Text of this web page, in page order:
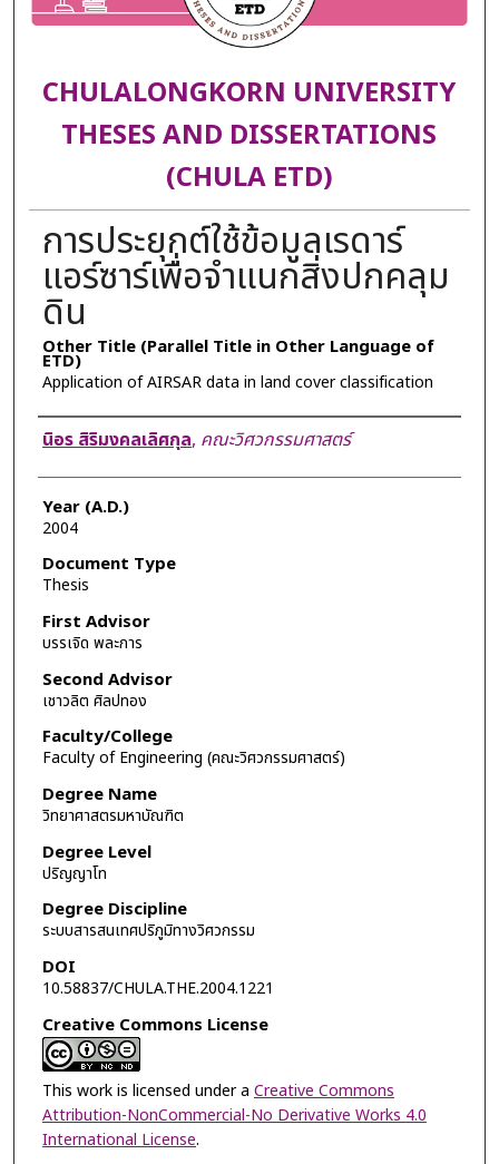
CHULALONGKORN UNIVERSITY
THESES AND DISSERTATIONS
(CHULA ETD)
การประยุกต์ใช้ข้อมูลเรดาร์
แอร์ซาร์เพื่อจำแนกสิ่งปกคลุม
ดิน
Other Title (Parallel Title in Other Language of
ETD)
Application of AIRSAR data in land cover classification
Author
นิอร สิริมงคลเลิศกุล, คณะวิศวกรรมศาสตร์
Year (A.D.)
2004
Document Type
Thesis
First Advisor
บรรเจิด พละการ
Second Advisor
เชาวลิต ศิลปทอง
Faculty/College
Faculty of Engineering (คณะวิศวกรรมศาสตร์)
Degree Name
วิทยาศาสตรมหาบัณฑิต
Degree Level
ปริญญาโท
Degree Discipline
ระบบสารสนเทศปริภูมิทางวิศวกรรม
DOI
10.58837/CHULA.THE.2004.1221
Creative Commons License
This work is licensed under a Creative Commons
Attribution-NonCommercial-No Derivative Works 4.0
International License.